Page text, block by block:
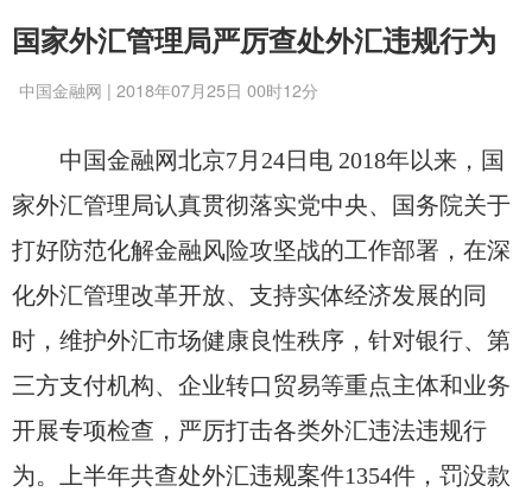
国家外汇管理局严厉查处外汇违规行为
中国金融网 | 2018年07月25日 00时12分
中国金融网北京7月24日电 2018年以来，国
家外汇管理局认真贯彻落实党中央、国务院关于
打好防范化解金融风险攻坚战的工作部署，在深
化外汇管理改革开放、支持实体经济发展的同
时，维护外汇市场健康良性秩序，针对银行、第
三方支付机构、企业转口贸易等重点主体和业务
开展专项检查，严厉打击各类外汇违法违规行
为。上半年共查处外汇违规案件1354件，罚没款